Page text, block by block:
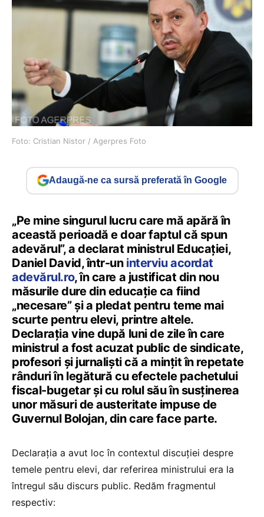
Foto: Cristian Nistor / Agerpres Foto
Adaugă-ne ca sursă preferată în Google
„Pe mine singurul lucru care mă apără în
această perioadă e doar faptul că spun
adevărul”, a declarat ministrul Educației,
Daniel David, într-un interviu acordat
adevărul.ro, în care a justificat din nou
măsurile dure din educație ca fiind
„necesare” și a pledat pentru teme mai
scurte pentru elevi, printre altele.
Declarația vine după luni de zile în care
ministrul a fost acuzat public de sindicate,
profesori și jurnaliști că a mințit în repetate
rânduri în legătură cu efectele pachetului
fiscal-bugetar și cu rolul său în susținerea
unor măsuri de austeritate impuse de
Guvernul Bolojan, din care face parte.
Declarația a avut loc în contextul discuției despre
temele pentru elevi, dar referirea ministrului era la
întregul său discurs public. Redăm fragmentul
respectiv: